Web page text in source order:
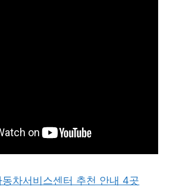
차서비스센터 추천 안내 4곳